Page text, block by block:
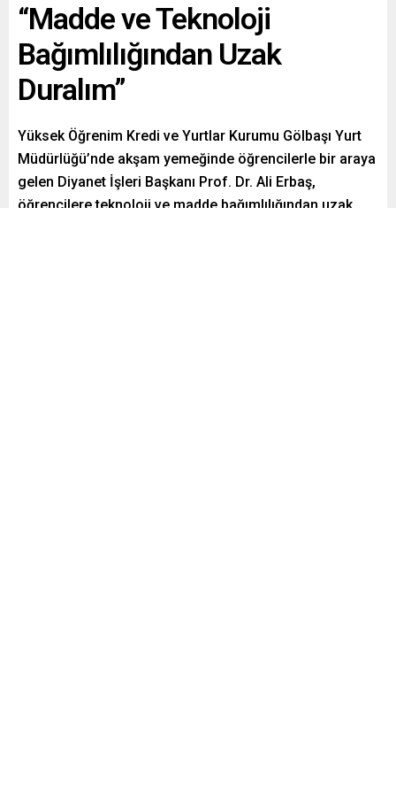
“Madde ve Teknoloji
Bağımlılığından Uzak
Duralım”
Yüksek Öğrenim Kredi ve Yurtlar Kurumu Gölbaşı Yurt
Müdürlüğü’nde akşam yemeğinde öğrencilerle bir araya
gelen Diyanet İşleri Başkanı Prof. Dr. Ali Erbaş,
öğrencilere teknoloji ve madde bağımlılığından uzak